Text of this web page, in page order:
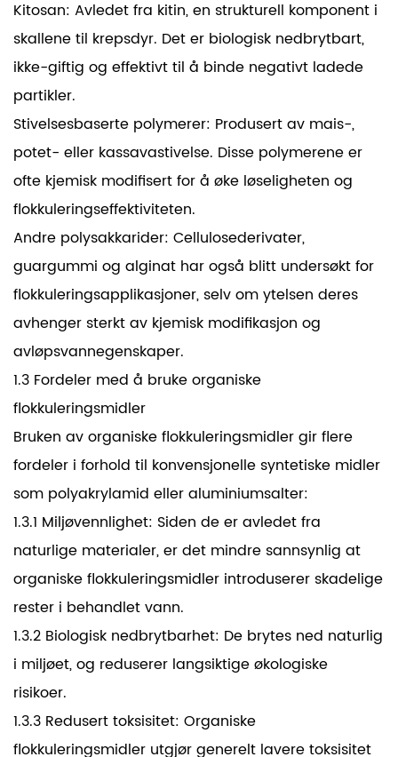
Kitosan: Avledet fra kitin, en strukturell komponent i
skallene til krepsdyr. Det er biologisk nedbrytbart,
ikke-giftig og effektivt til å binde negativt ladede
partikler.
Stivelsesbaserte polymerer: Produsert av mais-,
potet- eller kassavastivelse. Disse polymerene er
ofte kjemisk modifisert for å øke løseligheten og
flokkuleringseffektiviteten.
Andre polysakkarider: Cellulosederivater,
guargummi og alginat har også blitt undersøkt for
flokkuleringsapplikasjoner, selv om ytelsen deres
avhenger sterkt av kjemisk modifikasjon og
avløpsvannegenskaper.
1.3 Fordeler med å bruke organiske
flokkuleringsmidler
Bruken av organiske flokkuleringsmidler gir flere
fordeler i forhold til konvensjonelle syntetiske midler
som polyakrylamid eller aluminiumsalter:
1.3.1 Miljøvennlighet: Siden de er avledet fra
naturlige materialer, er det mindre sannsynlig at
organiske flokkuleringsmidler introduserer skadelige
rester i behandlet vann.
1.3.2 Biologisk nedbrytbarhet: De brytes ned naturlig
i miljøet, og reduserer langsiktige økologiske
risikoer.
1.3.3 Redusert toksisitet: Organiske
flokkuleringsmidler utgjør generelt lavere toksisitet